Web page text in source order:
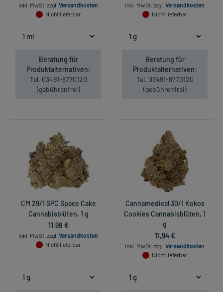
inkl. MwSt. zzgl. Versandkosten
Nicht lieferbar
Beratung für
Produktalternativen:
Tel. 03491-8770120
(gebührenfrei)
inkl. MwSt. zzgl. Versandkosten
Nicht lieferbar
Beratung für
Produktalternativen:
Tel. 03491-8770120
(gebührenfrei)
CM 29/1 SPC Space Cake
Cannabisblüten, 1 g
11,98 €
inkl. MwSt. zzgl. Versandkosten
Nicht lieferbar
Cannamedical 30/1 Kokos
Cookies Cannabisblüten, 1
g
11,94 €
inkl. MwSt. zzgl. Versandkosten
Nicht lieferbar